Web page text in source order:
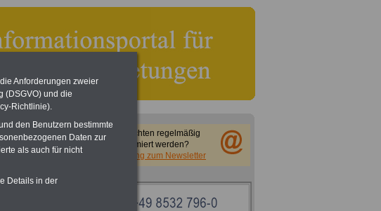
von
Sie möchten regelmäßig
informiert werden?
Anmeldung zum Newsletter
Anforderungen zweier
(DSGVO) und die
Richtlinie).
den Benutzern bestimmte
Daten zur
als auch für nicht
Details in der